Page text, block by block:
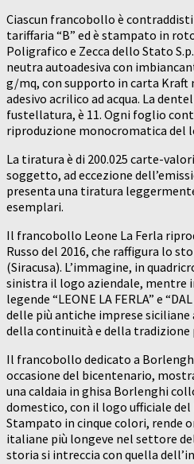
Ciascun francobollo è
tariffaria “B” ed è stampato in
Poligrafico e Zecca dello Stato
neutra autoadesiva con
g/mq, con supporto in carta Kraft
adesivo acrilico ad acqua. La
fustellatura, è 11. Ogni foglio
riproduzione monocromatica del
La tiratura è di 200.025 carte-
soggetto, ad eccezione
presenta una tiratura
esemplari.
Il francobollo Leone La Ferla
Russo del 2016, che raffigura lo
(Siracusa). L’immagine, in
sinistra il logo aziendale, mentre
legende “LEONE LA FERLA” e
delle più antiche imprese
della continuità e della tradizione
Il francobollo dedicato a
occasione del bicentenario,
una caldaia in ghisa Borlenghi
domestico, con il logo ufficiale
Stampato in cinque colori, rende
italiane più longeve nel settore
storia si intreccia con quella